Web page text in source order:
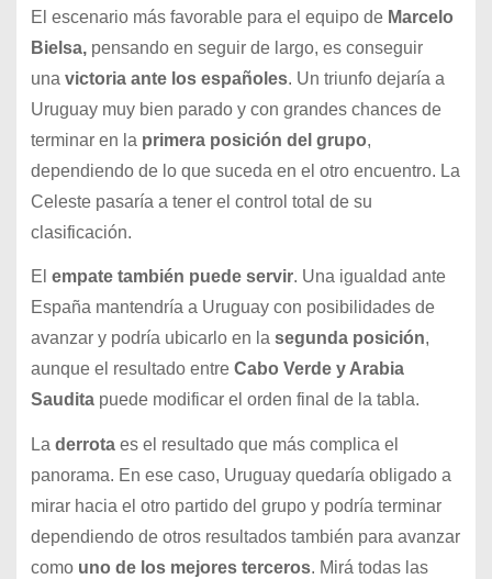
El escenario más favorable para el equipo de Marcelo
Bielsa,pensando en seguir de largo, es conseguir
una victoria ante los españoles. Un triunfo dejaría a
Uruguay muy bien parado y con grandes chances de
terminar en la primera posición del grupo,
dependiendo de lo que suceda en el otro encuentro. La
Celeste pasaría a tener el control total de su
clasificación.
El empate también puede servir. Una igualdad ante
España mantendría a Uruguay con posibilidades de
avanzar y podría ubicarlo en la segunda posición,
aunque el resultado entre Cabo Verde y Arabia
Sauditapuede modificar el orden final de la tabla.
La derrotaes el resultado que más complica el
panorama. En ese caso, Uruguay quedaría obligado a
mirar hacia el otro partido del grupo y podría terminar
dependiendo de otros resultados también para avanzar
como uno de los mejores terceros. Mirá todas las